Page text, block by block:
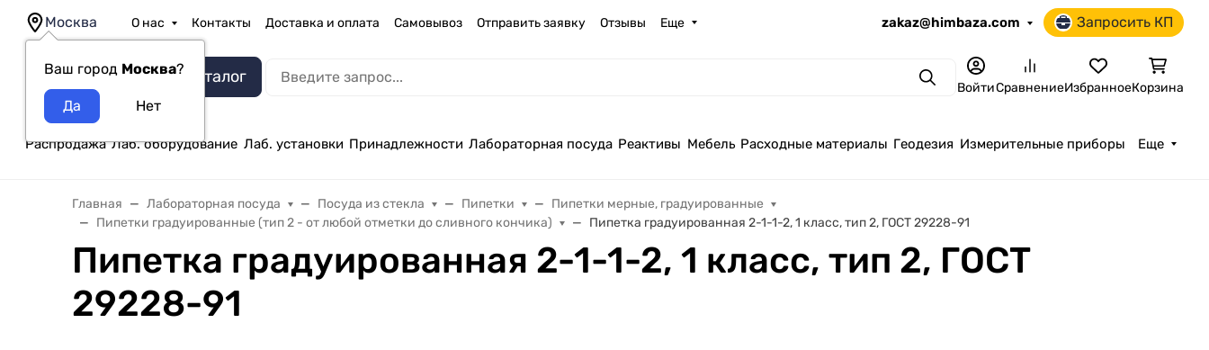
Москва
Ваш город Москва?
О нас Контакты Доставка и оплата Самовывоз Отправить заявку Отзывы Еще zakaz@himbaza.com Запросить КП
Каталог ПоискВойтиСравнениеИзбранноеКорзина
Распродажа Лаб. оборудование Лаб. установки Принадлежности Лабораторная посуда Реактивы Мебель Расходные материалы Геодезия Измерительные приборы Еще
Главная Лабораторная посуда Посуда из стекла Пипетки
Пипетки мерные, градуированные
Пипетки градуированные (тип 2 - от любой отметки до сливного кончика)
Пипетка градуированная 2-1-1-2, 1 класс, тип 2, ГОСТ 29228-91
Пипетка градуированная 2-1-1-2, 1 класс, тип 2, ГОСТ
29228-91